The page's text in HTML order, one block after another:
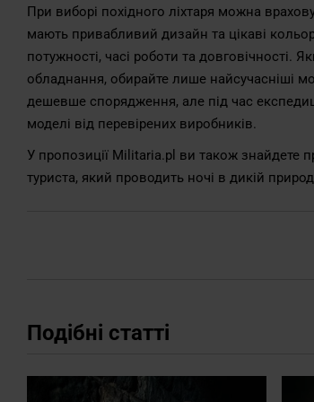
При виборі похідного ліхтаря можна
мають привабливий дизайн та цікаві
потужності, часі роботи та
обладнання, обирайте лише найсучасніші
дешевше спорядження, але під час
моделі від перевірених виробників.
У пропозиції Militaria.pl ви також знайдете
туриста, який проводить ночі в дикій
Подібні статті